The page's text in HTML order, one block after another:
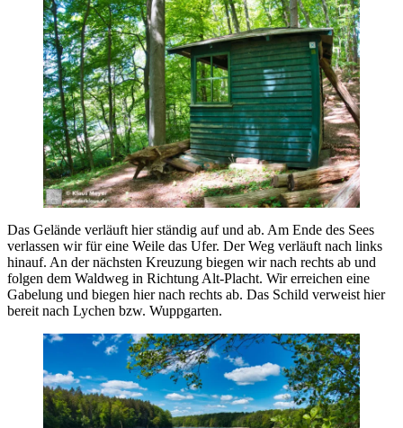
Das Gelände verläuft hier ständig auf und ab. Am Ende des Sees
verlassen wir für eine Weile das Ufer. Der Weg verläuft nach links
hinauf. An der nächsten Kreuzung biegen wir nach rechts ab und
folgen dem Waldweg in Richtung Alt-Placht. Wir erreichen eine
Gabelung und biegen hier nach rechts ab. Das Schild verweist hier
bereit nach Lychen bzw. Wuppgarten.